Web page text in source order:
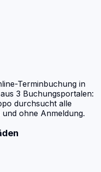
Terminbuchung in
3 Buchungsportalen:
durchsucht alle
ohne Anmeldung.